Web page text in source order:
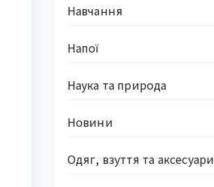
Навчання
Напої
Наука та природа
Новини
Одяг, взуття та аксесуари